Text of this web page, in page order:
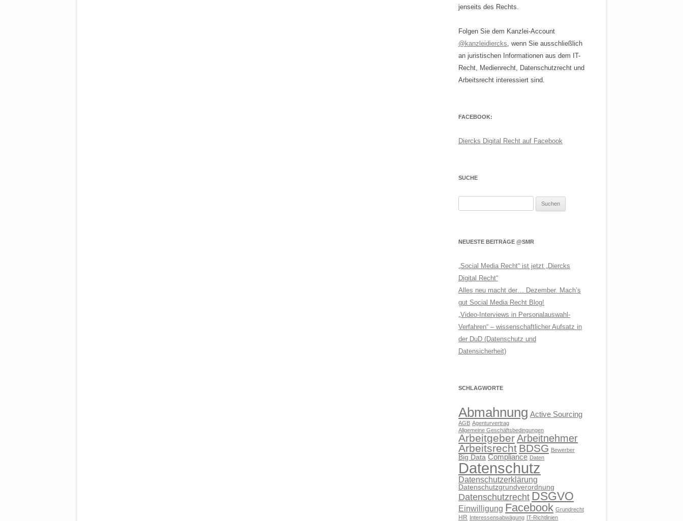
jenseits des Rechts.
Folgen Sie dem Kanzlei-Account
@kanzleidiercks, wenn Sie ausschließlich
an juristischen Informationen aus dem IT-
Recht, Medienrecht, Datenschutzrecht und
Arbeitsrecht interessiert sind.
FACEBOOK:
Diercks Digital Recht auf Facebook
SUCHE
NEUESTE BEITRÄGE @SMR
„Social Media Recht“ ist jetzt „Diercks
Digital Recht“
Alles neu macht der… Dezember. Mach’s
gut Social Media Recht Blog!
„Video-Interviews in Personalauswahl-
Verfahren“ – wissenschaftlicher Aufsatz in
der DuD (Datenschutz und
Datensicherheit)
SCHLAGWORTE
Abmahnung Active Sourcing
AGB Agenturvertrag
Allgemeine Geschäftsbedingungen
ArbeitgeberArbeitnehmer
Arbeitsrecht BDSG Bewerber
Big Data Compliance Daten
Datenschutz
Datenschutzerklärung
Datenschutzgrundverordnung
Datenschutzrecht DSGVO
Einwilligung Facebook Grundrecht
HR Interessensabwägung IT-Richtlinien